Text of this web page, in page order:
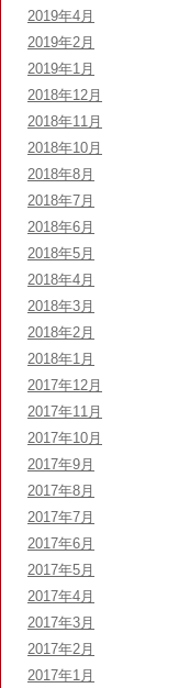
2019年4月
2019年2月
2019年1月
2018年12月
2018年11月
2018年10月
2018年8月
2018年7月
2018年6月
2018年5月
2018年4月
2018年3月
2018年2月
2018年1月
2017年12月
2017年11月
2017年10月
2017年9月
2017年8月
2017年7月
2017年6月
2017年5月
2017年4月
2017年3月
2017年2月
2017年1月